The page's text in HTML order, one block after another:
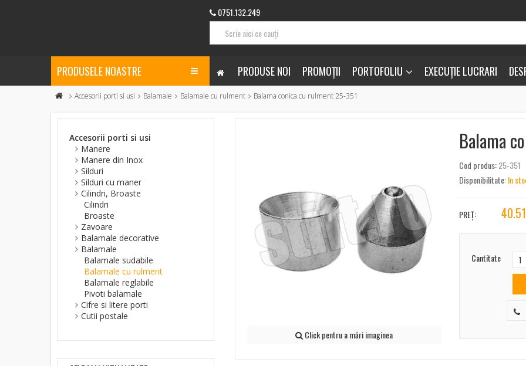
0751.132.249
PRODUSELE NOASTRE PRODUSE NOI PROMOȚII PORTOFOLIU EXECUȚIE LUCRARI
Accesorii porti si usi Balamale Balamale cu rulment Balama conica cu rulment 25-351
Click pentru a mări imaginea
Balama
Cod produs:25-351
Disponibilitate:In
PREȚ: 40.51
Cantitate
Accesorii porti si usi
Manere
Manere din Inox
Silduri
Silduri cu maner
Cilindri, Broaste
Cilindri
Broaste
Zavoare
Balamale decorative
Balamale
Balamale sudabile
Balamale cu rulment
Balamale reglabile
Pivoti balamale
Cifre si litere porti
Cutii postale